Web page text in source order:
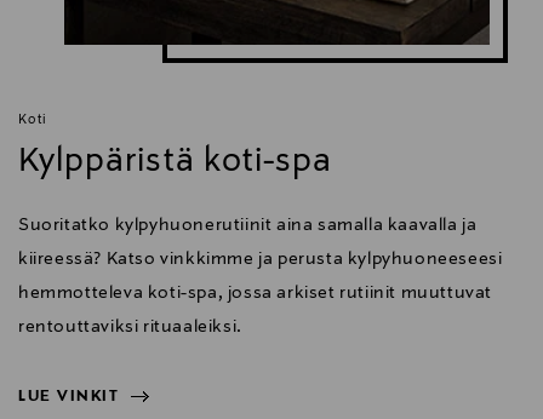
Koti
Kylppäristä koti-spa
Suoritatko kylpyhuonerutiinit aina samalla kaavalla ja
kiireessä? Katso vinkkimme ja perusta kylpyhuoneeseesi
hemmotteleva koti-spa, jossa arkiset rutiinit muuttuvat
rentouttaviksi rituaaleiksi.
LUE VINKIT